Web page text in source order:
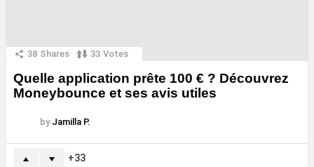
38 Shares 33 Votes
Quelle application prête 100 € ? Découvrez
Moneybounce et ses avis utiles
by Jamilla P.
33